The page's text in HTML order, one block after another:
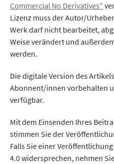
Commercial No Derivatives"
Lizenz muss der Autor/
Werk darf nicht bearbeitet,
Weise verändert und
werden.
Die digitale Version des
Abonnent/innen vorbehalten
verfügbar.
Mit dem Einsenden Ihres
stimmen Sie der
Falls Sie einer
4.0 widersprechen, nehmen